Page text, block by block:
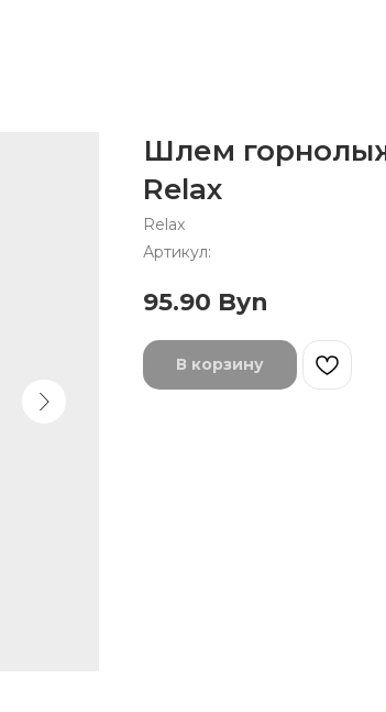
Шлем
Relax
Relax
Артикул:
95.90 Byn
В корзину